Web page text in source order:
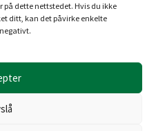
dette nettstedet. Hvis du ikke
ditt, kan det påvirke enkelte
FDV Les mer